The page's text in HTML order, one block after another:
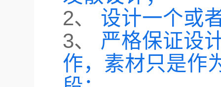
2、 设计一个或
3、 严格保证设
作，素材只是作